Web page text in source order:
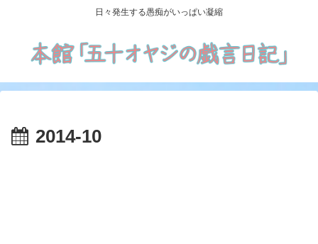
日々発生する愚痴がいっぱい凝縮
2014-10